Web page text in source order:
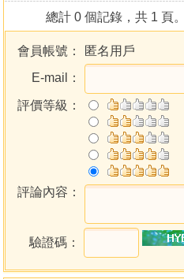
總計 0 個記錄，共 1 頁。
會員帳號：
匿名用戶
E-mail：
評價等級：
評論內容：
驗證碼：